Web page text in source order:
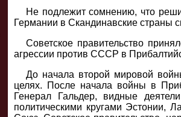
Не подлежит сомнению, что
Германии в Скандинавские страны
Советское правительство
агрессии против СССР в
До начала второй мировой
целях. После начала войны в
Генерал Гальдер, видные
политическими кругами Эстонии,